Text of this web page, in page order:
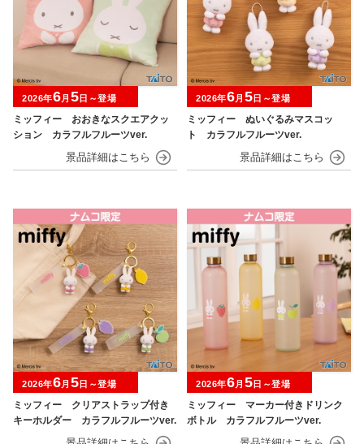
ミッフィー おおきなスクエアクッ
ション カラフルフルーツver.
2026年6月 5日～登場
ミッフィー ぬいぐるみマスコッ
ト カラフルフルーツver.
2026年6月 5日～登場
ミッフィー クリアストラップ付き
キーホルダー カラフルフルーツver.
2026年6月 5日～登場
ミッフィー マーカー付きドリンク
ボトル カラフルフルーツver.
2026年6月 5日～登場